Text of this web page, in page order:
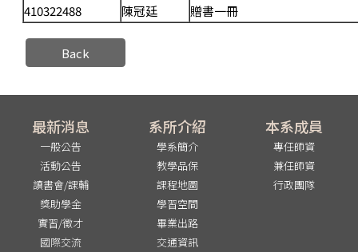
410322488
陳冠廷 贈書一冊
Back
最新消息
一般公告
活動公告
讀書會/課輔
獎助學金
實習/徵才
國際交流
系所介紹
學系簡介
教學品保
課程地圖
學習空間
畢業出路
交通資訊
本系成員
專任師資
兼任師資
行政團隊